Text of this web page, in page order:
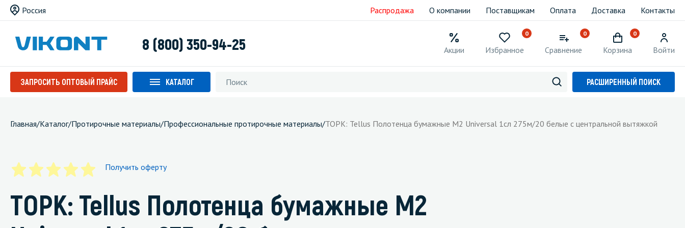
Россия Распродажа О компании Поставщикам Оплата Доставка Контакты
8 (800) 350-94-25 Акции
0
Избранное
0
Сравнение
0
Корзина Войти
ЗАПРОСИТЬ ОПТОВЫЙ ПРАЙС КАТАЛОГ РАСШИРЕННЫЙ ПОИСК
Главная/Каталог/Протирочные материалы/Профессиональные протирочные материалы/ТОРК: Tellus Полотенца бумажные M2 Universal 1сл 275м/20 белые с центральной вытяжкой
Получить оферту
ТОРК: Tellus Полотенца бумажные M2